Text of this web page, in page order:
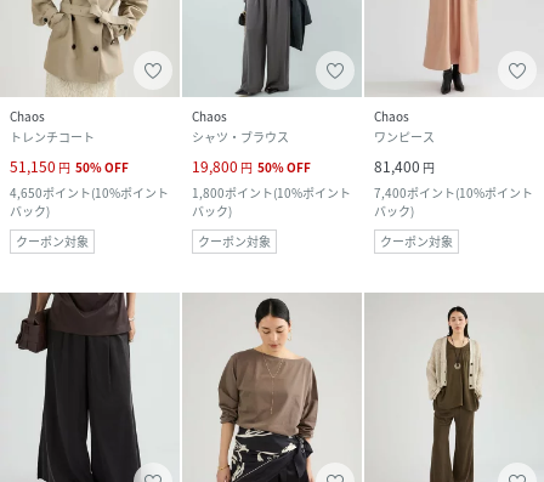
Chaos
トレンチコート
51,150 円 50%OFF
4,650ポイント(10%ポイント
バック)
クーポン対象
Chaos
シャツ・ブラウス
19,800 円 50%OFF
1,800ポイント(10%ポイント
バック)
クーポン対象
Chaos
ワンピース
81,400 円
7,400ポイント(10%ポイント
バック)
クーポン対象